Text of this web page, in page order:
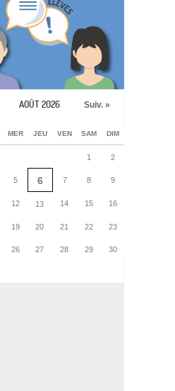
AOÛT 2026 Suiv. »
MER JEU VEN SAM DIM
1 2
5 6 7 8 9
12 13 14 15 16
19 20 21 22 23
26 27 28 29 30